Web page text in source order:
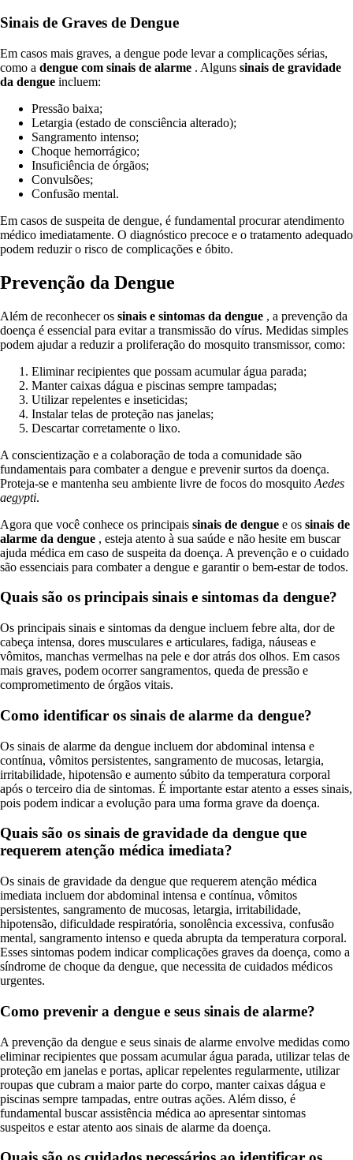
Sinais de Graves de Dengue
Em casos mais graves, a dengue pode levar a complicações sérias,
como a dengue com sinais de alarme . Alguns sinais de gravidade
da dengue incluem:
Pressão baixa;
Letargia (estado de consciência alterado);
Sangramento intenso;
Choque hemorrágico;
Insuficiência de órgãos;
Convulsões;
Confusão mental.
Em casos de suspeita de dengue, é fundamental procurar atendimento
médico imediatamente. O diagnóstico precoce e o tratamento adequado
podem reduzir o risco de complicações e óbito.
Prevenção da Dengue
Além de reconhecer os sinais e sintomas da dengue , a prevenção da
doença é essencial para evitar a transmissão do vírus. Medidas simples
podem ajudar a reduzir a proliferação do mosquito transmissor, como:
Eliminar recipientes que possam acumular água parada;
Manter caixas dágua e piscinas sempre tampadas;
Utilizar repelentes e inseticidas;
Instalar telas de proteção nas janelas;
Descartar corretamente o lixo.
A conscientização e a colaboração de toda a comunidade são
fundamentais para combater a dengue e prevenir surtos da doença.
Proteja-se e mantenha seu ambiente livre de focos do mosquito Aedes
aegypti.
Agora que você conhece os principais sinais de dengue e os sinais de
alarme da dengue , esteja atento à sua saúde e não hesite em buscar
ajuda médica em caso de suspeita da doença. A prevenção e o cuidado
são essenciais para combater a dengue e garantir o bem-estar de todos.
Quais são os principais sinais e sintomas da dengue?
Os principais sinais e sintomas da dengue incluem febre alta, dor de
cabeça intensa, dores musculares e articulares, fadiga, náuseas e
vômitos, manchas vermelhas na pele e dor atrás dos olhos. Em casos
mais graves, podem ocorrer sangramentos, queda de pressão e
comprometimento de órgãos vitais.
Como identificar os sinais de alarme da dengue?
Os sinais de alarme da dengue incluem dor abdominal intensa e
contínua, vômitos persistentes, sangramento de mucosas, letargia,
irritabilidade, hipotensão e aumento súbito da temperatura corporal
após o terceiro dia de sintomas. É importante estar atento a esses sinais,
pois podem indicar a evolução para uma forma grave da doença.
Quais são os sinais de gravidade da dengue que
requerem atenção médica imediata?
Os sinais de gravidade da dengue que requerem atenção médica
imediata incluem dor abdominal intensa e contínua, vômitos
persistentes, sangramento de mucosas, letargia, irritabilidade,
hipotensão, dificuldade respiratória, sonolência excessiva, confusão
mental, sangramento intenso e queda abrupta da temperatura corporal.
Esses sintomas podem indicar complicações graves da doença, como a
síndrome de choque da dengue, que necessita de cuidados médicos
urgentes.
Como prevenir a dengue e seus sinais de alarme?
A prevenção da dengue e seus sinais de alarme envolve medidas como
eliminar recipientes que possam acumular água parada, utilizar telas de
proteção em janelas e portas, aplicar repelentes regularmente, utilizar
roupas que cubram a maior parte do corpo, manter caixas dágua e
piscinas sempre tampadas, entre outras ações. Além disso, é
fundamental buscar assistência médica ao apresentar sintomas
suspeitos e estar atento aos sinais de alarme da doença.